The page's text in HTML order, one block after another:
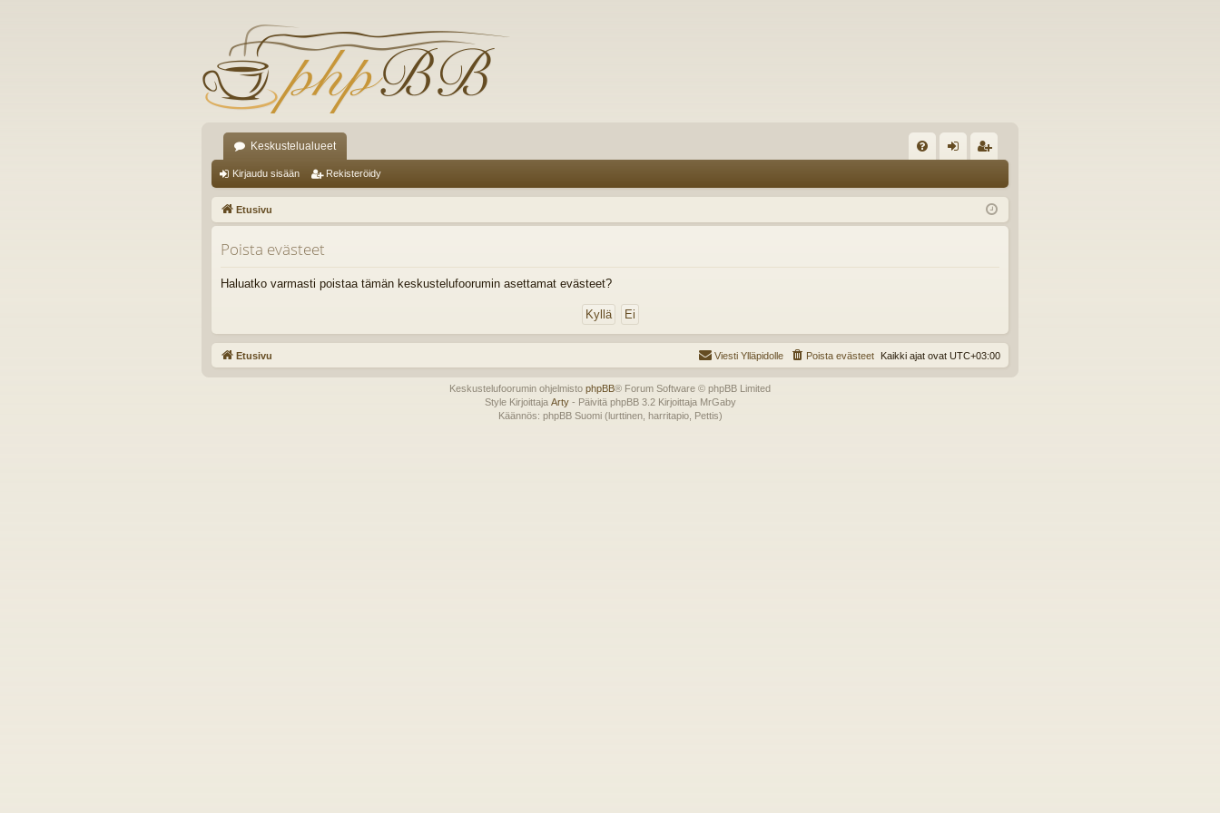
Keskustelualueet
K
K
au
du
ist
er
Kirjaudu sisään Rekisteröidy
Etusivu
Poista evästeet
Haluatko varmasti poistaa tämän keskustelufoorumin asettamat evästeet?
Etusivu Kaikki ajat ovat UTC+03:00
Poista evästeet
Viesti Ylläpidolle
Keskustelufoorumin ohjelmisto phpBB® Forum Software © phpBB Limited
Style Kirjoittaja Arty- Päivitä phpBB 3.2 Kirjoittaja MrGaby
Käännös: phpBB Suomi (lurttinen, harritapio, Pettis)